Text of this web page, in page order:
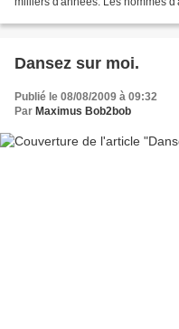
Dansez sur moi.
Publié le 08/08/2009 à 09:32
Par Maximus Bob2bob